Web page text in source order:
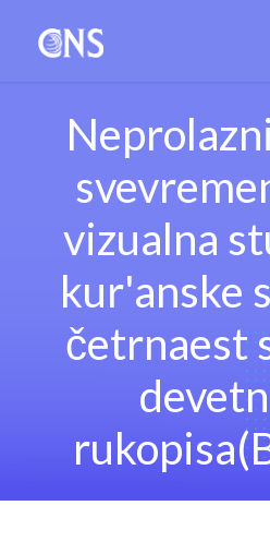
vizualna
kur'anske
četrnaest